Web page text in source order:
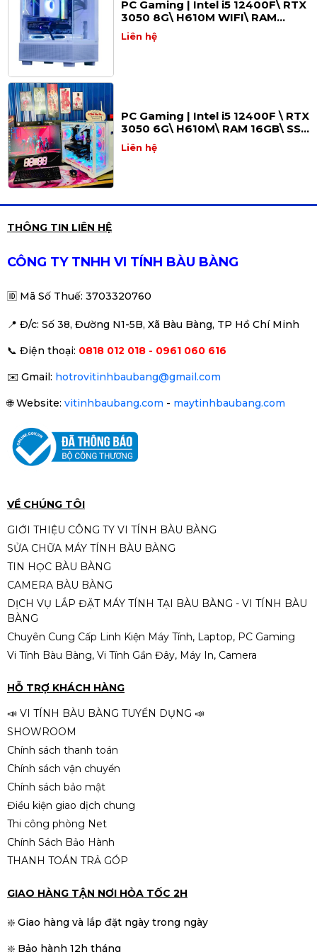
⭐1. Cấu hình chi tiết của PC
Linh kiện Thông số
CPU Intel Core i5-13400F(10
4.6GHz)
SSD
512GB – tốc độ vượt trội,
dung lượng rộng rãi
Nguồn
cho VGA mạnh
4070 tùy nhu cầu)
RGB…)
Màn hình Tùy chọn
Phím
chuột
Tùy chọn
phòng
Tặng kèm
Loa – Lót Chuột – Dây
PC Gaming | Intel i5 12400F\ RTX
3050 8G\ H610M WIFI\ RAM
16GB\ SSD 512GB
Liên hệ
PC Gaming | Intel i5 12400F \ RTX
3050 6G\ H610M\ RAM 16GB\ SSD
512GB - PC GAMING BÀU BÀNG
Liên hệ
512GB
Liên hệ
X99 Dual CPU/ Ram 64G/ NVME
PC Gaming | Intel i5 12400F \ RTX
3050 6G\ H610M\ RAM 16GB\ SSD
THÔNG TIN LIÊN HỆ
CÔNG TY TNHH VI TÍNH BÀU BÀNG
🆔 Mã Số Thuế: 3703320760
📍 Đ/c: Số 38, Đường N1-5B, Xã Bàu Bàng, TP Hồ Chí Minh
📞 Điện thoại: 0818 012 018 - 0961 060 616
✉️ Gmail: hotrovitinhbaubang@gmail.com
🌐Website: vitinhbaubang.com - maytinhbaubang.com
VỀ CHÚNG TÔI
GIỚI THIỆU CÔNG TY VI TÍNH BÀU BÀNG
SỬA CHỮA MÁY TÍNH BÀU BÀNG
TIN HỌC BÀU BÀNG
CAMERA BÀU BÀNG
DỊCH VỤ LẮP ĐẶT MÁY TÍNH TẠI BÀU BÀNG - VI TÍNH BÀU
BÀNG
Chuyên Cung Cấp Linh Kiện Máy Tính, Laptop, PC Gaming
Vi Tính Bàu Bàng, Vi Tính Gần Đây, Máy In, Camera
HỖ TRỢ KHÁCH HÀNG
📣 VI TÍNH BÀU BÀNG TUYỂN DỤNG 📣
SHOWROOM
Chính sách thanh toán
Chính sách vận chuyển
Chính sách bảo mật
Điều kiện giao dịch chung
Thi công phòng Net
Chính Sách Bảo Hành
THANH TOÁN TRẢ GÓP
GIAO HÀNG TẬN NƠI HỎA TỐC 2H
❇️ Giao hàng và lắp đặt ngày trong ngày
❇️ Bảo hành 12h tháng